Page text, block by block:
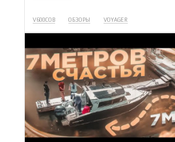
V600COB ОБЗОРЫ VOYAGER